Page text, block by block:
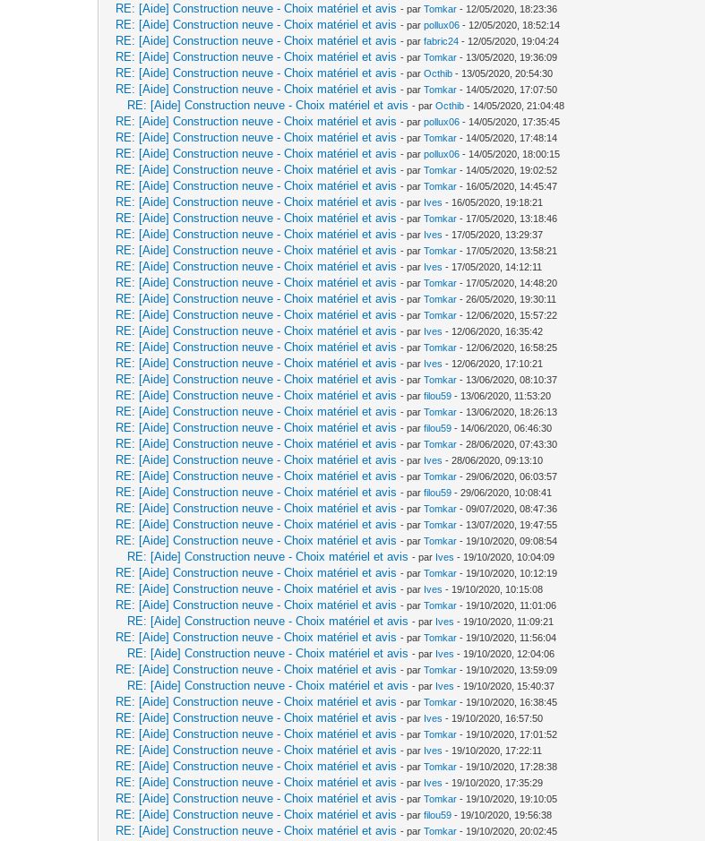
RE: [Aide] Construction neuve - Choix matériel et avis - parTomkar - 12/05/2020, 18:23:36
RE: [Aide] Construction neuve - Choix matériel et avis - parpollux06 - 12/05/2020, 18:52:14
RE: [Aide] Construction neuve - Choix matériel et avis - parfabric24 - 12/05/2020, 19:04:24
RE: [Aide] Construction neuve - Choix matériel et avis - parTomkar - 13/05/2020, 19:36:09
RE: [Aide] Construction neuve - Choix matériel et avis - parOcthib - 13/05/2020, 20:54:30
RE: [Aide] Construction neuve - Choix matériel et avis - parTomkar - 14/05/2020, 17:07:50
RE: [Aide] Construction neuve - Choix matériel et avis - parOcthib - 14/05/2020, 21:04:48
RE: [Aide] Construction neuve - Choix matériel et avis - parpollux06 - 14/05/2020, 17:35:45
RE: [Aide] Construction neuve - Choix matériel et avis - parTomkar - 14/05/2020, 17:48:14
RE: [Aide] Construction neuve - Choix matériel et avis - parpollux06 - 14/05/2020, 18:00:15
RE: [Aide] Construction neuve - Choix matériel et avis - parTomkar - 14/05/2020, 19:02:52
RE: [Aide] Construction neuve - Choix matériel et avis - parTomkar - 16/05/2020, 14:45:47
RE: [Aide] Construction neuve - Choix matériel et avis - par Ives - 16/05/2020, 19:18:21
RE: [Aide] Construction neuve - Choix matériel et avis - parTomkar - 17/05/2020, 13:18:46
RE: [Aide] Construction neuve - Choix matériel et avis - par Ives - 17/05/2020, 13:29:37
RE: [Aide] Construction neuve - Choix matériel et avis - parTomkar - 17/05/2020, 13:58:21
RE: [Aide] Construction neuve - Choix matériel et avis - par Ives - 17/05/2020, 14:12:11
RE: [Aide] Construction neuve - Choix matériel et avis - parTomkar - 17/05/2020, 14:48:20
RE: [Aide] Construction neuve - Choix matériel et avis - parTomkar - 26/05/2020, 19:30:11
RE: [Aide] Construction neuve - Choix matériel et avis - parTomkar - 12/06/2020, 15:57:22
RE: [Aide] Construction neuve - Choix matériel et avis - par Ives - 12/06/2020, 16:35:42
RE: [Aide] Construction neuve - Choix matériel et avis - parTomkar - 12/06/2020, 16:58:25
RE: [Aide] Construction neuve - Choix matériel et avis - par Ives - 12/06/2020, 17:10:21
RE: [Aide] Construction neuve - Choix matériel et avis - parTomkar - 13/06/2020, 08:10:37
RE: [Aide] Construction neuve - Choix matériel et avis - parfilou59 - 13/06/2020, 11:53:20
RE: [Aide] Construction neuve - Choix matériel et avis - parTomkar - 13/06/2020, 18:26:13
RE: [Aide] Construction neuve - Choix matériel et avis - parfilou59 - 14/06/2020, 06:46:30
RE: [Aide] Construction neuve - Choix matériel et avis - parTomkar - 28/06/2020, 07:43:30
RE: [Aide] Construction neuve - Choix matériel et avis - par Ives - 28/06/2020, 09:13:10
RE: [Aide] Construction neuve - Choix matériel et avis - parTomkar - 29/06/2020, 06:03:57
RE: [Aide] Construction neuve - Choix matériel et avis - parfilou59 - 29/06/2020, 10:08:41
RE: [Aide] Construction neuve - Choix matériel et avis - parTomkar - 09/07/2020, 08:47:36
RE: [Aide] Construction neuve - Choix matériel et avis - parTomkar - 13/07/2020, 19:47:55
RE: [Aide] Construction neuve - Choix matériel et avis - parTomkar - 19/10/2020, 09:08:54
RE: [Aide] Construction neuve - Choix matériel et avis - par Ives - 19/10/2020, 10:04:09
RE: [Aide] Construction neuve - Choix matériel et avis - parTomkar - 19/10/2020, 10:12:19
RE: [Aide] Construction neuve - Choix matériel et avis - par Ives - 19/10/2020, 10:15:08
RE: [Aide] Construction neuve - Choix matériel et avis - parTomkar - 19/10/2020, 11:01:06
RE: [Aide] Construction neuve - Choix matériel et avis - par Ives - 19/10/2020, 11:09:21
RE: [Aide] Construction neuve - Choix matériel et avis - parTomkar - 19/10/2020, 11:56:04
RE: [Aide] Construction neuve - Choix matériel et avis - par Ives - 19/10/2020, 12:04:06
RE: [Aide] Construction neuve - Choix matériel et avis - parTomkar - 19/10/2020, 13:59:09
RE: [Aide] Construction neuve - Choix matériel et avis - par Ives - 19/10/2020, 15:40:37
RE: [Aide] Construction neuve - Choix matériel et avis - parTomkar - 19/10/2020, 16:38:45
RE: [Aide] Construction neuve - Choix matériel et avis - par Ives - 19/10/2020, 16:57:50
RE: [Aide] Construction neuve - Choix matériel et avis - parTomkar - 19/10/2020, 17:01:52
RE: [Aide] Construction neuve - Choix matériel et avis - par Ives - 19/10/2020, 17:22:11
RE: [Aide] Construction neuve - Choix matériel et avis - parTomkar - 19/10/2020, 17:28:38
RE: [Aide] Construction neuve - Choix matériel et avis - par Ives - 19/10/2020, 17:35:29
RE: [Aide] Construction neuve - Choix matériel et avis - parTomkar - 19/10/2020, 19:10:05
RE: [Aide] Construction neuve - Choix matériel et avis - parfilou59 - 19/10/2020, 19:56:38
RE: [Aide] Construction neuve - Choix matériel et avis - parTomkar - 19/10/2020, 20:02:45